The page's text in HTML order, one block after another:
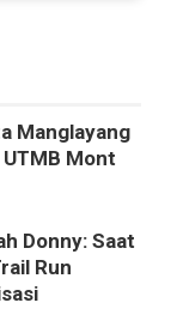
Manglayang
Mont
Donny: Saat
Run